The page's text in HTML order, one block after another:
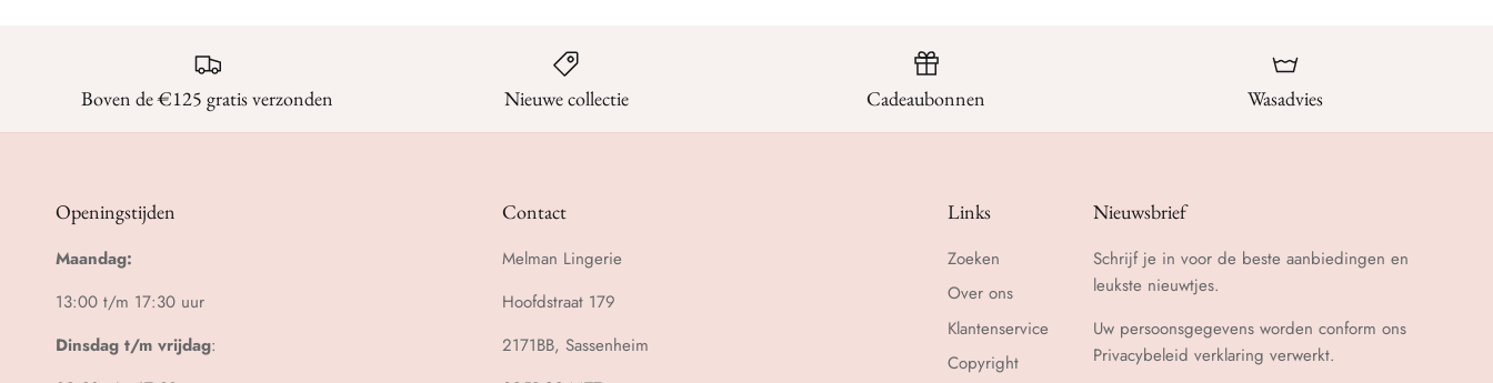
Boven de €125 gratis verzonden Nieuwe collectie Cadeaubonnen Wasadvies
Openingstijden
Maandag:
13:00 t/m 17:30 uur
Dinsdag t/m vrijdag:
Contact
Melman Lingerie
Hoofdstraat 179
2171BB, Sassenheim
Links
Zoeken
Over ons
Klantenservice
Copyright
Nieuwsbrief
Schrijf je in voor de beste aanbiedingen en
leukste nieuwtjes.
Uw persoonsgegevens worden conform ons
Privacybeleid verklaring verwerkt.